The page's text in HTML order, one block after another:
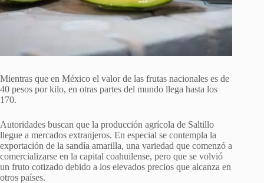
Mientras que en México el valor de las frutas nacionales es de
40 pesos por kilo, en otras partes del mundo llega hasta los
170.
Autoridades buscan que la producción agrícola de Saltillo
llegue a mercados extranjeros. En especial se contempla la
exportación de la sandía amarilla, una variedad que comenzó a
comercializarse en la capital coahuilense, pero que se volvió
un fruto cotizado debido a los elevados precios que alcanza en
otros países.